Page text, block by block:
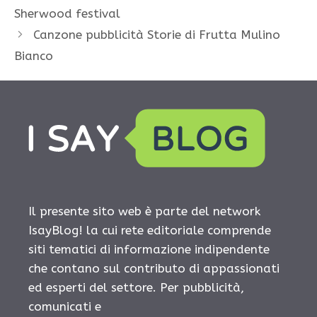
Sherwood festival
Canzone pubblicità Storie di Frutta Mulino
Bianco
Il presente sito web è parte del network
IsayBlog! la cui rete editoriale comprende
siti tematici di informazione indipendente
che contano sul contributo di appassionati
ed esperti del settore. Per pubblicità,
comunicati e